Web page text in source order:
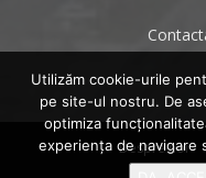
Despre noi
Utilizăm cookie-urile
pe site-ul nostru. De
optimiza
experienţa de navigare